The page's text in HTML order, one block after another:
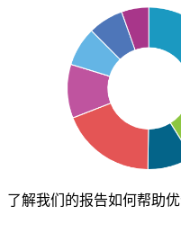
了解我们的报告如何帮助